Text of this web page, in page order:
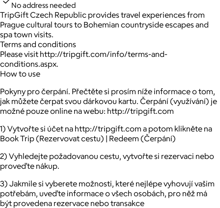
No address needed
TripGift Czech Republic provides travel experiences from
Prague cultural tours to Bohemian countryside escapes and
spa town visits.
Terms and conditions
Please visit http://tripgift.com/info/terms-and-
conditions.aspx.
How to use
Pokyny pro čerpání. Přečtěte si prosím níže informace o tom,
jak můžete čerpat svou dárkovou kartu. Čerpání (využívání) je
možné pouze online na webu: http://tripgift.com
1) Vytvořte si účet na http://tripgift.com a potom klikněte na
Book Trip (Rezervovat cestu) | Redeem (Čerpání)
2) Vyhledejte požadovanou cestu, vytvořte si rezervaci nebo
proveďte nákup.
3) Jakmile si vyberete možnosti, které nejlépe vyhovují vašim
potřebám, uveďte informace o všech osobách, pro něž má
být provedena rezervace nebo transakce